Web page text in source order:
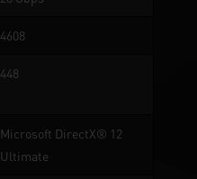
4608
448
Microsoft DirectX® 12
Ultimate